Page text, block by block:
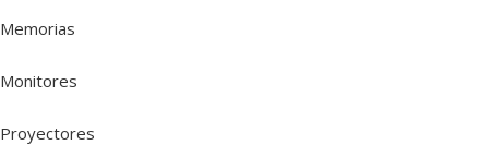
Memorias
Monitores
Proyectores